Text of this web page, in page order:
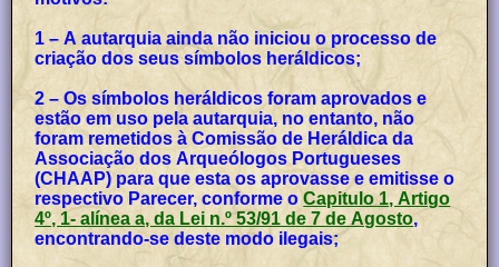
1 – A autarquia ainda não iniciou o processo de
criação dos seus símbolos heráldicos;
2 – Os símbolos heráldicos foram aprovados e
estão em uso pela autarquia, no entanto, não
foram remetidos à Comissão de Heráldica da
Associação dos Arqueólogos Portugueses
(CHAAP) para que esta os aprovasse e emitisse o
respectivo Parecer, conforme oCapitulo 1, Artigo
4º, 1- alínea a, da Lei n.º 53/91 de 7 de Agosto,
encontrando-se deste modo ilegais;